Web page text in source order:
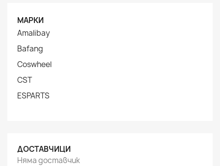
МАРКИ
Amalibay
Bafang
Coswheel
CST
ESPARTS
ДОСТАВЧИЦИ
Няма доставчик